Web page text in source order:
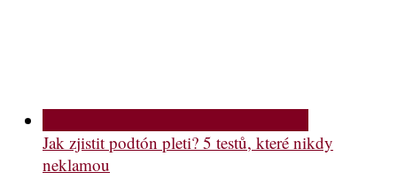
Jak zjistit podtón pleti? 5 testů, které nikdy
neklamou